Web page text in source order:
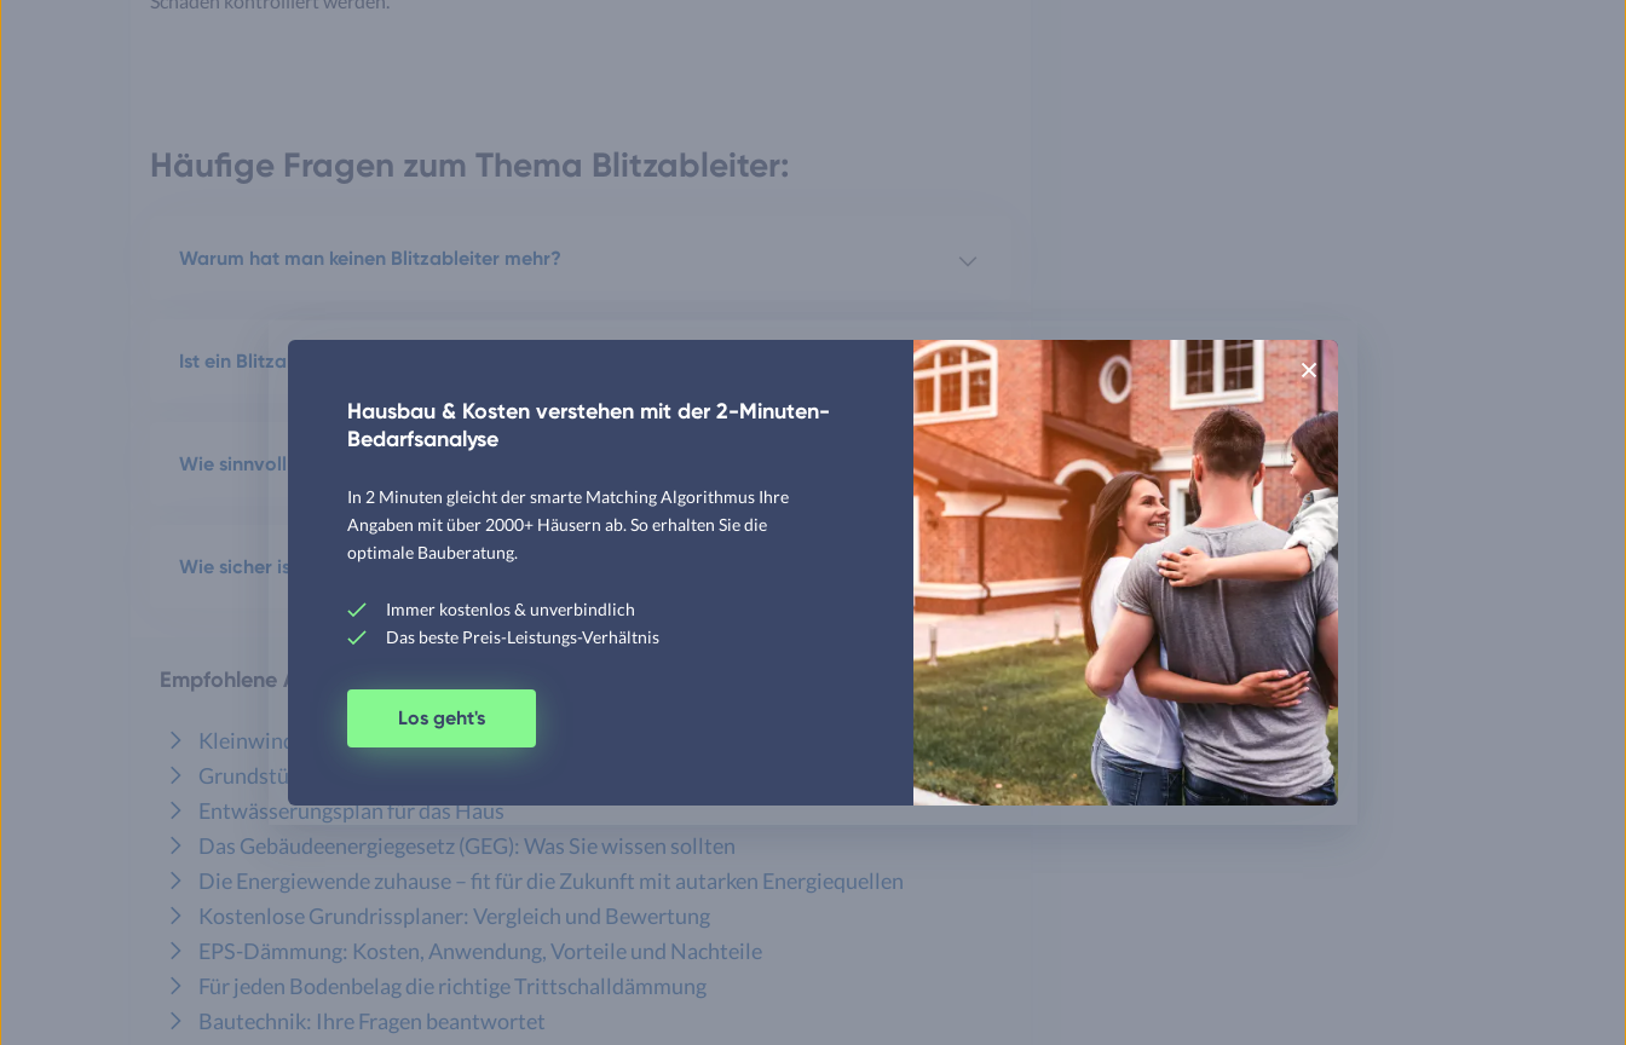
Häufige Fragen zum Thema Blitzableiter:
Warum hat man keinen Blitzableiter mehr?
Ist ein Blitzableiter am Haus Pflicht?
Wie sinnvoll ist ein Blitzableiter?
Wie sicher ist man in einem Haus ohne Blitzableiter?
Empfohlene Artikel aus unserem Ratgeber
Kleinwindkraftanlagen - ein lohnendes Investment?
Grundstücke begradigen - das müssen Sie beachten
Entwässerungsplan für das Haus
Das Gebäudeenergiegesetz (GEG): Was Sie wissen sollten
Die Energiewende zuhause – fit für die Zukunft mit autarken Energiequellen
Kostenlose Grundrissplaner: Vergleich und Bewertung
EPS-Dämmung: Kosten, Anwendung, Vorteile und Nachteile
Für jeden Bodenbelag die richtige Trittschalldämmung
Bautechnik: Ihre Fragen beantwortet
Hausbau & Kosten verstehen mit der 2-Minuten-
Bedarfsanalyse
In 2 Minuten gleicht der smarte Matching Algorithmus Ihre
Angaben mit über 2000+ Häusern ab. So erhalten Sie die
optimale Bauberatung.
Immer kostenlos & unverbindlich
Das beste Preis-Leistungs-Verhältnis
Los geht's